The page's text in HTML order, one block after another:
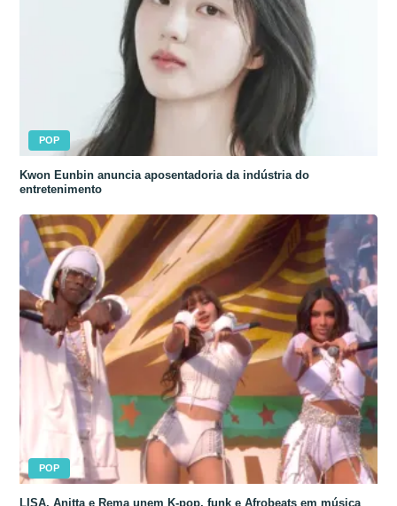
POP
Kwon Eunbin anuncia aposentadoria da indústria do
entretenimento
POP
LISA, Anitta e Rema unem K-pop, funk e Afrobeats em música